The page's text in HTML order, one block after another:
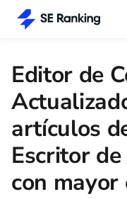
Editor de
artículos
Escritor
con mayor